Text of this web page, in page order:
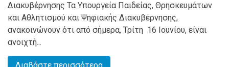
Διακυβέρνησης Τα Υπουργεία Παιδείας, Θρησκευμάτων
και Αθλητισμού και Ψηφιακής Διακυβέρνησης,
ανακοινώνουν ότι από σήμερα, Τρίτη 16 Ιουνίου, είναι
ανοιχτή...